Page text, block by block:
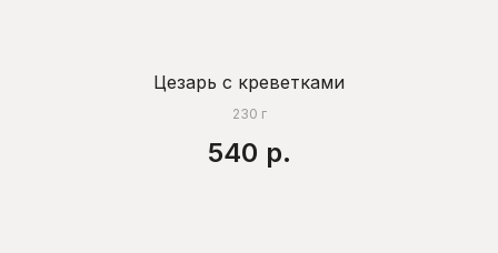
Цезарь с креветками
230 г
540 р.